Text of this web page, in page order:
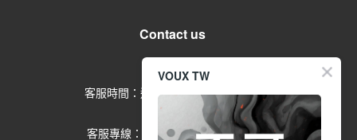
Contact us
客服時間：週一到週五 09:00-17:00
(例假日除外)
客服專線：02-2791-1602 分機553
VOUX TW